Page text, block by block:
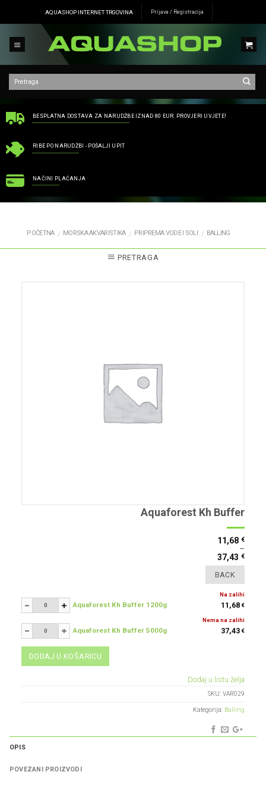
AQUASHOP INTERNET TRGOVINA Prijava / Registracija
BESPLATNA DOSTAVA ZA NARUDŽBE IZNAD 80 EUR. PROVJERI UVJETE!
RIBE PO NARUDŽBI - POŠALJI UPIT
NAČINI PLAĆANJA
POČETNA / MORSKA AKVARISTIKA / PRIPREMA VODE I SOLI / BALLING
PRETRAGA
Aquaforest Kh Buffer
11,68 €
–
37,43 €
Na zalihi
- + Aquaforest Kh Buffer 1200g 11,68 €
Nema na zalihi
- + Aquaforest Kh Buffer 5000g 37,43 €
DODAJ U KOŠARICU
Dodaj u listu želja
SKU: VAR029
Kategorija: Balling
OPIS
POVEZANI PROIZVODI